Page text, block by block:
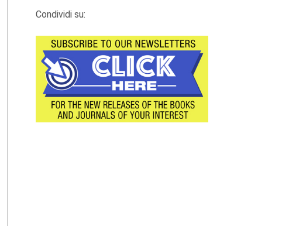
Condividi su: